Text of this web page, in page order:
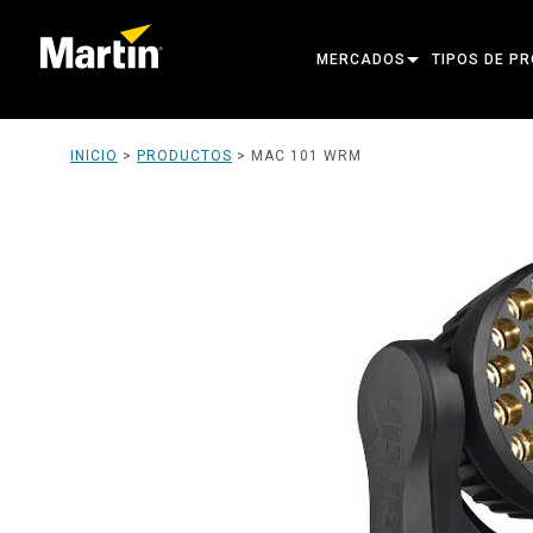
MERCADOS TIPOS DE
LUCES
POTENCIA Y
INICIO > PRODUCTOS > MAC 101 WRM